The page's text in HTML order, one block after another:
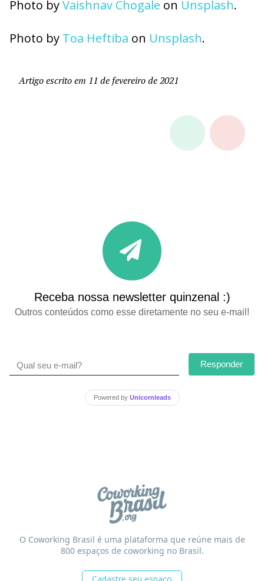
Photo byVaishnav Chogale on Unsplash.
Photo by Toa Heftiba on Unsplash.
Artigo escrito em 11 de fevereiro de 2021
Receba nossa newsletter quinzenal :)
Outros conteúdos como esse diretamente no seu e-mail!
Responder
Powered by Unicornleads
O Coworking Brasil é uma plataforma que reúne mais de
800 espaços de coworking no Brasil.